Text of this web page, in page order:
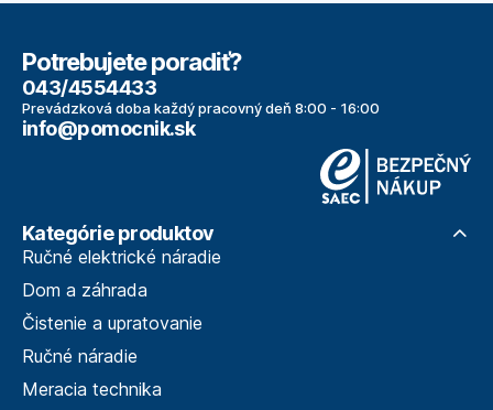
Potrebujete poradiť?
043/4554433
Prevádzková doba každý pracovný deň 8:00 - 16:00
info@pomocnik.sk
Kategórie produktov
Ručné elektrické náradie
Dom a záhrada
Čistenie a upratovanie
Ručné náradie
Meracia technika